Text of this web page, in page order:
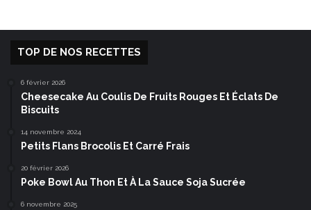
TOP DE NOS RECETTES
6 février 2026
Cheesecake Au Coulis De Fruits Rouges Et Éclats De
Biscuits
14 novembre 2024
Petits Flans Brocolis Et Carré Frais
20 février 2026
Poke Bowl Au Thon Et À La Sauce Soja Sucrée
6 novembre 2025